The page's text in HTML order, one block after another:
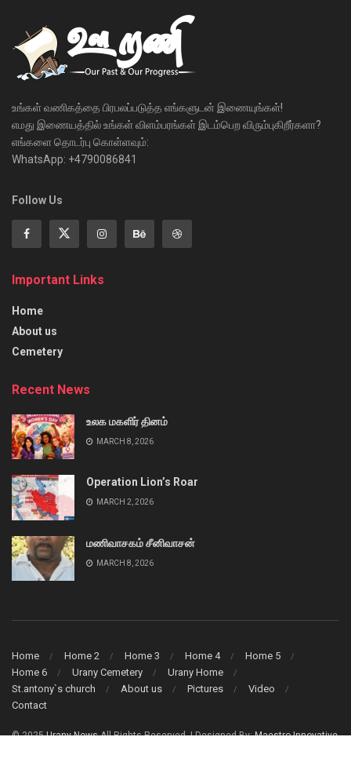
உங்கள் வணிகத்தை பிரபலப்படுத்த எங்களுடன் இணையுங்கள்!
எமது இணையத்தில் உங்கள் விளம்பரங்கள் இடம்பெற விரும்புகிறீர்களா?
எங்களை தொடர்பு கொள்ளவும்:
WhatsApp: +4790086841
Follow Us
Important Links
Home
About us
Cemetery
Recent News
உலக மகளிர் தினம்
MARCH 8, 2026
Operation Lion’s Roar
MARCH 2, 2026
மணிவாசகம் சீனிவாசன்
MARCH 8, 2026
Home Home 2 Home 3 Home 4
Home 5
Home 6
Urany Cemetery
Urany Home
St.antony`s church
About us Pictures
Video
Contact
© 2025Urany NewsAll Rights Reserved. | Designed By:Maestro Innovative